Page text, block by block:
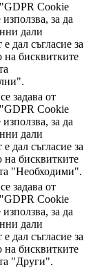
Cookie
за да
дали
дал съгласие за
на бисквитките
задава от
Cookie
за да
дали
дал съгласие за
на бисквитките
"Необходими".
задава от
Cookie
за да
дали
дал съгласие за
на бисквитките
"Други".